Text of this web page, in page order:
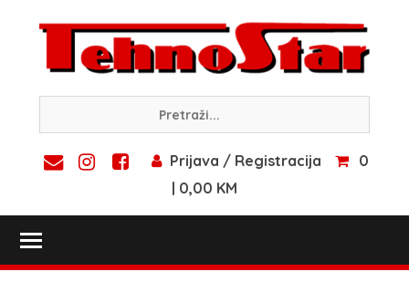
content
Prijava / Registracija
0
| 0,00 KM